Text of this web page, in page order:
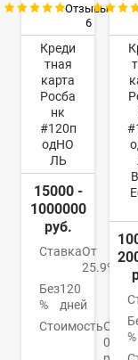
Отзывы:
6
Креди
тная
карта
Росба
нк
#120п
одНО
ЛЬ
15000 -
1000000
руб.
СтавкаОт
25.9%
Без
%
120
дней
СтоимостьОт
0
%